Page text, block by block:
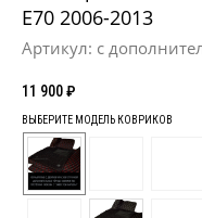
E70 2006-2013
Артикул: с
11 900₽
ВЫБЕРИТЕ МОДЕЛЬ КОВРИКОВ